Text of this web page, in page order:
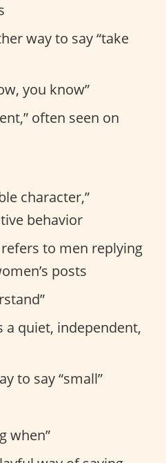
way to say “take
you know”
often seen on
character,”
behavior
to men replying
posts
a quiet, independent,
to say “small”
when”